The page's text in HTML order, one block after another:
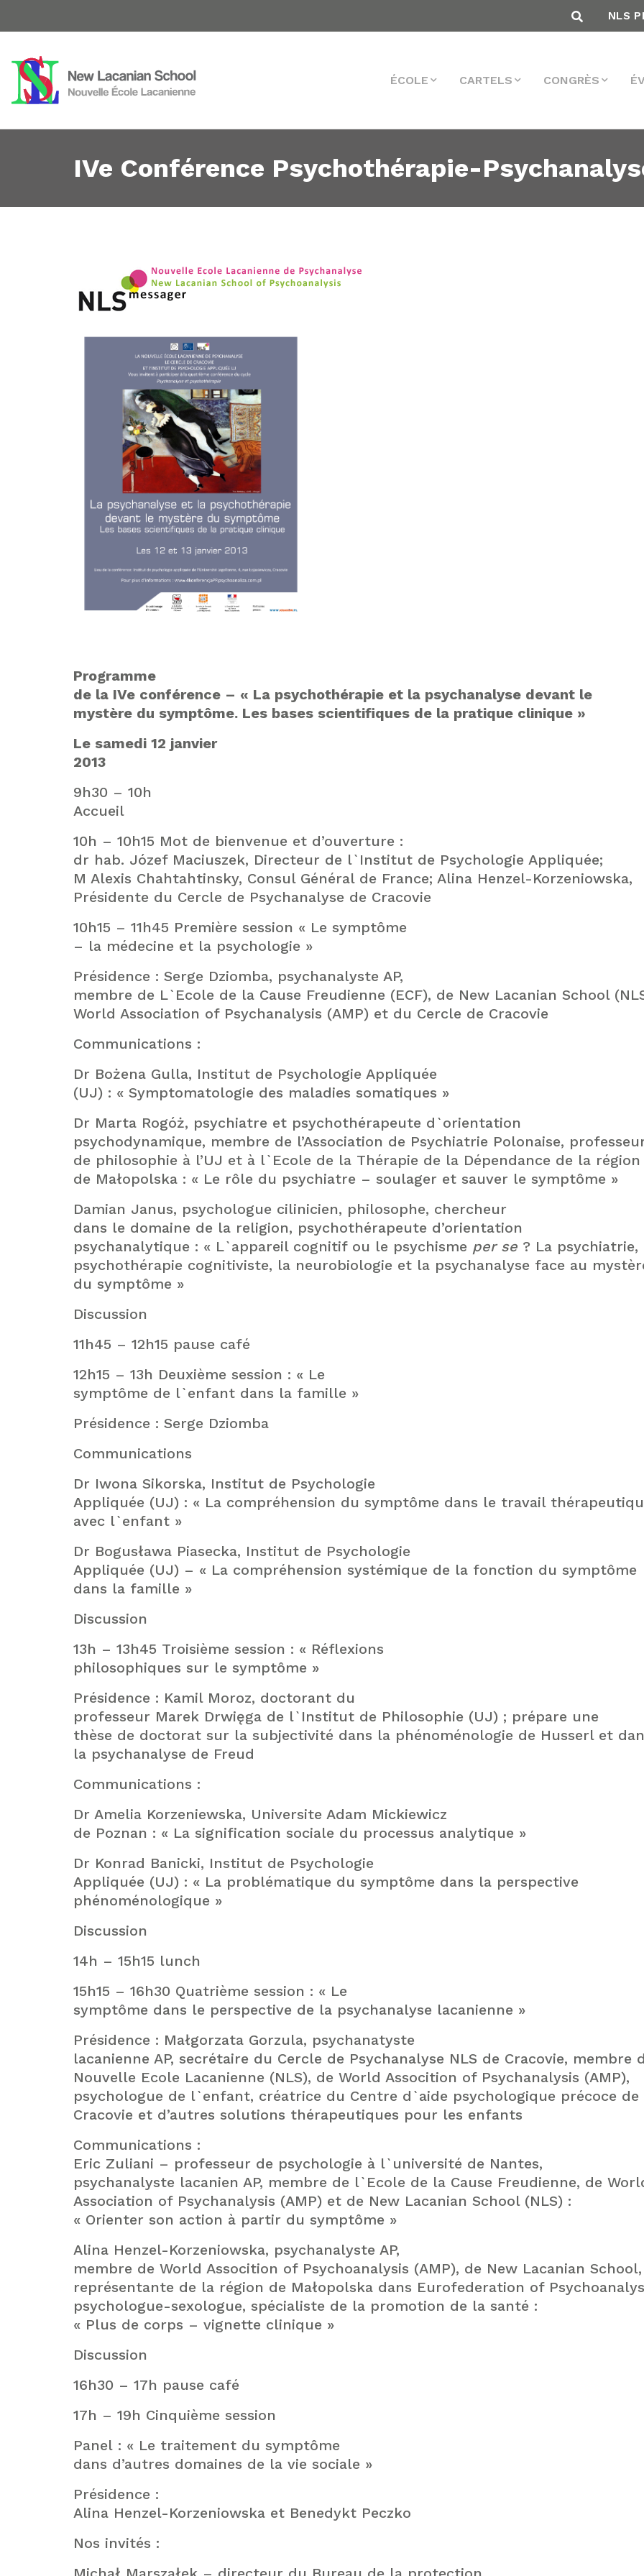
NLS
ÉCOLE CARTELS CONGRÈS
IVe Conférence Psychothérapie-
Programme
de la IVe conférence – « La psychothérapie et la psychanalyse devant le
mystère du symptôme. Les bases scientifiques de la pratique clinique »
Le samedi 12 janvier
2013
9h30 – 10h
Accueil
10h – 10h15 Mot de bienvenue et d’ouverture :
dr hab. Józef Maciuszek, Directeur de l`Institut de Psychologie Appliquée;
M Alexis Chahtahtinsky, Consul Général de France; Alina Henzel-Korzeniowska,
Présidente du Cercle de Psychanalyse de Cracovie
10h15 – 11h45 Première session « Le symptôme
– la médecine et la psychologie »
Présidence : Serge Dziomba, psychanalyste AP,
membre de L`Ecole de la Cause Freudienne (ECF), de New Lacanian School
World Association of Psychanalysis (AMP) et du Cercle de Cracovie
Communications :
Dr Bożena Gulla, Institut de Psychologie Appliquée
(UJ) : « Symptomatologie des maladies somatiques »
Dr Marta Rogóż, psychiatre et psychothérapeute d`orientation
psychodynamique, membre de l’Association de Psychiatrie Polonaise,
de philosophie à l’UJ et à l`Ecole de la Thérapie de la Dépendance de la région
de Małopolska : « Le rôle du psychiatre – soulager et sauver le symptôme »
Damian Janus, psychologue cilinicien, philosophe, chercheur
dans le domaine de la religion, psychothérapeute d’orientation
psychanalytique : « L`appareil cognitif ou le psychisme per se ? La psychiatrie,
psychothérapie cognitiviste, la neurobiologie et la psychanalyse face au
du symptôme »
Discussion
11h45 – 12h15 pause café
12h15 – 13h Deuxième session : « Le
symptôme de l`enfant dans la famille »
Présidence : Serge Dziomba
Communications
Dr Iwona Sikorska, Institut de Psychologie
Appliquée (UJ) : « La compréhension du symptôme dans le travail
avec l`enfant »
Dr Bogusława Piasecka, Institut de Psychologie
Appliquée (UJ) – « La compréhension systémique de la fonction du symptôme
dans la famille »
Discussion
13h – 13h45 Troisième session : « Réflexions
philosophiques sur le symptôme »
Présidence : Kamil Moroz, doctorant du
professeur Marek Drwięga de l`Institut de Philosophie (UJ) ; prépare une
thèse de doctorat sur la subjectivité dans la phénoménologie de Husserl et
la psychanalyse de Freud
Communications :
Dr Amelia Korzeniewska, Universite Adam Mickiewicz
de Poznan : « La signification sociale du processus analytique »
Dr Konrad Banicki, Institut de Psychologie
Appliquée (UJ) : « La problématique du symptôme dans la perspective
phénoménologique »
Discussion
14h – 15h15 lunch
15h15 – 16h30 Quatrième session : « Le
symptôme dans le perspective de la psychanalyse lacanienne »
Présidence : Małgorzata Gorzula, psychanatyste
lacanienne AP, secrétaire du Cercle de Psychanalyse NLS de Cracovie, membre
Nouvelle Ecole Lacanienne (NLS), de World Assocition of Psychanalysis (AMP),
psychologue de l`enfant, créatrice du Centre d`aide psychologique précoce de
Cracovie et d’autres solutions thérapeutiques pour les enfants
Communications :
Eric Zuliani – professeur de psychologie à l`université de Nantes,
psychanalyste lacanien AP, membre de l`Ecole de la Cause Freudienne, de
Association of Psychanalysis (AMP) et de New Lacanian School (NLS) :
« Orienter son action à partir du symptôme »
Alina Henzel-Korzeniowska, psychanalyste AP,
membre de World Assocition of Psychoanalysis (AMP), de New Lacanian School,
représentante de la région de Małopolska dans Eurofederation of
psychologue-sexologue, spécialiste de la promotion de la santé :
« Plus de corps – vignette clinique »
Discussion
16h30 – 17h pause café
17h – 19h Cinquième session
Panel : « Le traitement du symptôme
dans d’autres domaines de la vie sociale »
Présidence :
Alina Henzel-Korzeniowska et Benedykt Peczko
Nos invités :